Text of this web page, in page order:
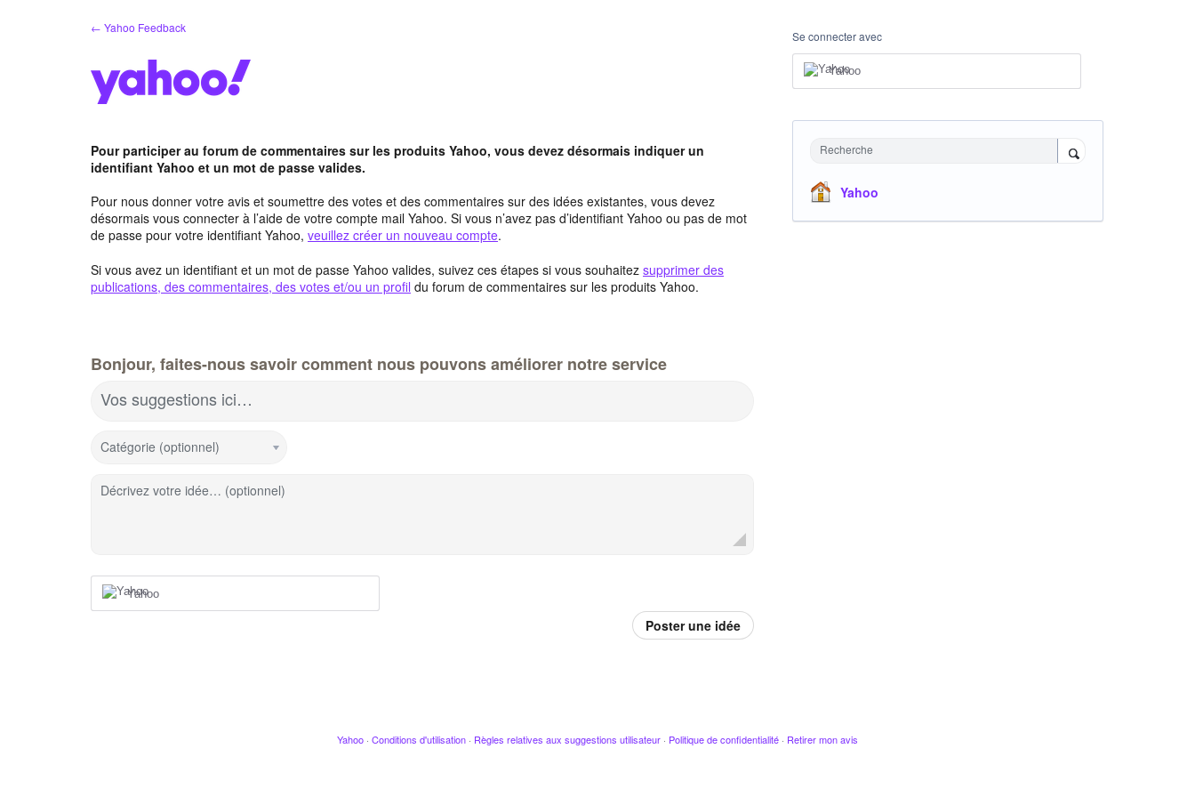
← Yahoo Feedback
Pour participer au forum de commentaires sur les produits Yahoo, vous devez désormais indiquer un
identifiant Yahoo et un mot de passe valides.
Pour nous donner votre avis et soumettre des votes et des commentaires sur des idées existantes, vous devez
désormais vous connecter à l’aide de votre compte mail Yahoo. Si vous n’avez pas d’identifiant Yahoo ou pas de mot
de passe pour votre identifiant Yahoo, veuillez créer un nouveau compte.
Si vous avez un identifiant et un mot de passe Yahoo valides, suivez ces étapes si vous souhaitez supprimer des
publications, des commentaires, des votes et/ou un profil du forum de commentaires sur les produits Yahoo.
Bonjour, faites-nous savoir comment nous pouvons améliorer notre service
Vos suggestions ici…
Catégorie (optionnel)
Décrivez votre idée… (optionnel)
Yahoo
Poster une idée
Se connecter avec
Yahoo
Recherche
Yahoo
Yahoo · Conditions d'utilisation · Règles relatives aux suggestions utilisateur · Politique de confidentialité · Retirer mon avis